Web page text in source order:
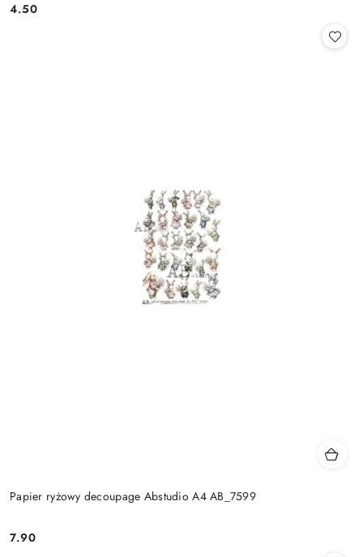
Cena:
4.50
Papier ryżowy decoupage Abstudio A4 AB_7599
Cena:
7.90